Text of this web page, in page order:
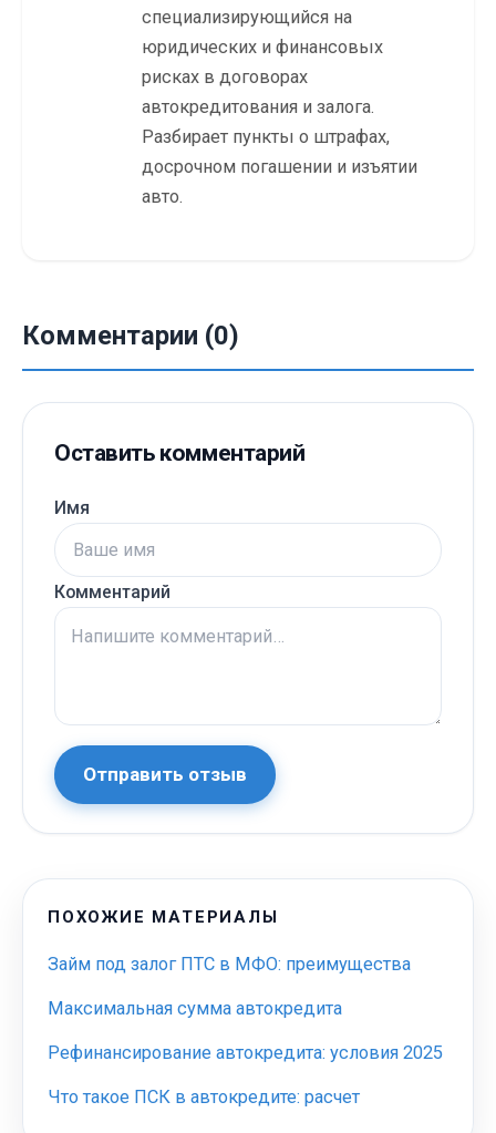
специализирующийся на
юридических и финансовых
рисках в договорах
автокредитования и залога.
Разбирает пункты о штрафах,
досрочном погашении и изъятии
авто.
Комментарии (0)
Оставить комментарий
Имя
Комментарий
Отправить отзыв
ПОХОЖИЕ МАТЕРИАЛЫ
Займ под залог ПТС в МФО: преимущества
Максимальная сумма автокредита
Рефинансирование автокредита: условия 2025
Что такое ПСК в автокредите: расчет